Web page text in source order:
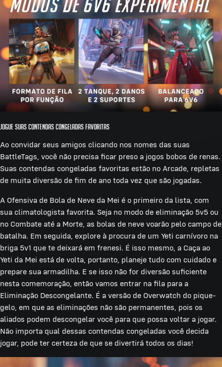
Jogue Suas Contendas Congeladas Favoritas
Ao convidar seus amigos clicando nos nomes das suas
BattleTags, você não precisa ficar preso a jogos bobos de renas.
Suas contendas congeladas favoritas estão no Arcade, repletas
de muita diversão de fim de ano toda vez que são jogadas.
A Ofensiva de Bola de Neve da Mei é o primeiro da lista, com
sua climatologista favorita. Seja no modo de eliminação 5v5 ou
no Combate até a Morte, as bolas de neve voarão pelo campo de
batalha. Em seguida, explore à procura de um Yeti carnívoro na
briga 5v1 que te deixará em frenesi. É isso mesmo, a Caça ao
Yeti da Mei está de volta, portanto, planeje tudo com cuidado e
prepare sua armadilha. E se isso não for diversão suficiente
nesta comemoração, então vamos entrar na fila para a
Eliminação Descongelante. É a versão de Overwatch do pique-
gelo, em que as eliminações não são permanentes, pois os
aliados podem descongelar você para que possa voltar a jogar.
Não importa qual dessas contendas congeladas você decida
jogar, pode ter certeza de que se divertirá todos os dias!